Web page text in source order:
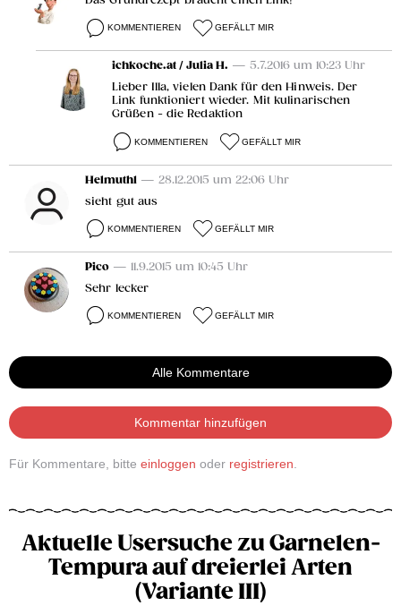
KOMMENTIEREN GEFÄLLT MIR
ichkoche.at / Julia H. — 5.7.2016 um 10:23 Uhr
Lieber Illa, vielen Dank für den Hinweis. Der
Link funktioniert wieder. Mit kulinarischen
Grüßen - die Redaktion
KOMMENTIEREN GEFÄLLT MIR
Helmuth1 — 28.12.2015 um 22:06 Uhr
sieht gut aus
KOMMENTIEREN GEFÄLLT MIR
Pico — 11.9.2015 um 10:45 Uhr
Sehr lecker
KOMMENTIEREN GEFÄLLT MIR
Alle Kommentare
Kommentar hinzufügen
Für Kommentare, bitte einloggen oder registrieren
Aktuelle Usersuche zu Garnelen-
Tempura auf dreierlei Arten
(Variante III)